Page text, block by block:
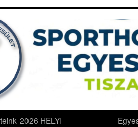
2026 HELYI